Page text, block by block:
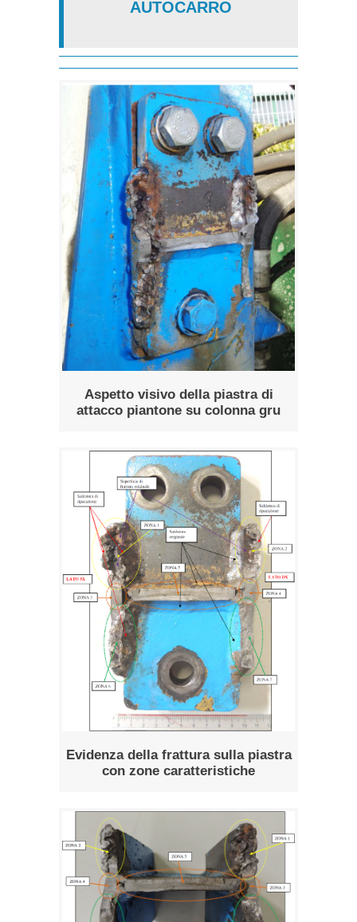
AUTOCARRO
Aspetto visivo della piastra di
attacco piantone su colonna gru
Evidenza della frattura sulla piastra
con zone caratteristiche